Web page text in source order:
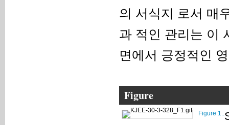
의 서식지 로서 매
과 적인 관리는 이
면에서 긍정적인
Figure
Figure 1..